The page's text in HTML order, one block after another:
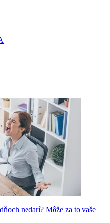
nedarí? Môže za to vaše